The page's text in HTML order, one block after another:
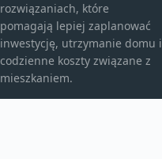
rozwiązaniach, które
pomagają lepiej zaplanować
inwestycję, utrzymanie domu i
codzienne koszty związane z
mieszkaniem.